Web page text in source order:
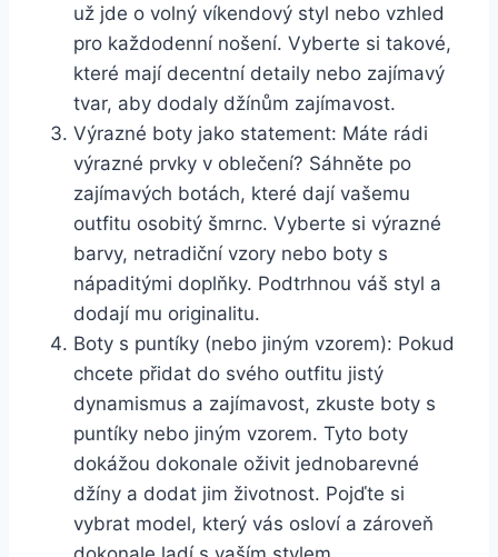
už jde o volný víkendový styl ⁢nebo vzhled
pro každodenní nošení. ⁢Vyberte si takové,
které mají decentní detaily nebo ⁢zajímavý
tvar, aby dodaly​ džínům zajímavost.
Výrazné boty jako statement:⁤ Máte rádi
výrazné ‍prvky v oblečení? Sáhněte po
zajímavých botách, které dají vašemu
outfitu⁤ osobitý šmrnc. Vyberte si výrazné
barvy, netradiční⁢ vzory nebo boty s
nápaditými ⁢doplňky. Podtrhnou váš styl a
dodají mu originalitu.
Boty ⁤s puntíky (nebo jiným vzorem): Pokud
chcete přidat do svého outfitu jistý
dynamismus a zajímavost, zkuste boty s
puntíky nebo jiným vzorem.‍ Tyto⁣ boty
dokážou dokonale oživit jednobarevné
džíny a dodat jim životnost. Pojďte si
vybrat model,​ který vás osloví a zároveň